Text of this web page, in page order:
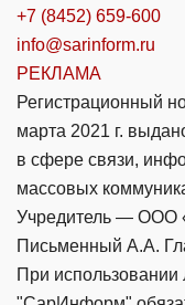
+7 (8452) 659-600
info@sarinform.ru
РЕКЛАМА
Регистрационный
марта 2021 г.
в сфере связи,
массовых
Учредитель — ООО
Письменный А.А.
При